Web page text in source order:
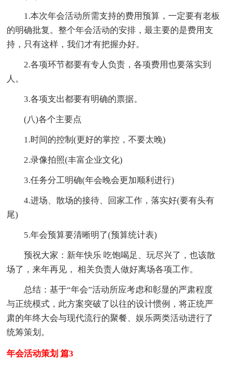
1.本次年会活动所需支持的费用预算，一定要有老板
的明确批复。整个年会活动的安排，最主要的是费用支
持，只有这样，我们才有把握办好。
2.各项环节都要有专人负责，各项费用也要落实到
人。
3.各项支出都要有明确的票据。
(八)各个主要点
1.时间的控制(更好的掌控，不要太晚)
2.录像拍照(丰富企业文化)
3.任务分工明确(年会晚会更加顺利进行)
4.进场、散场的接待、回家工作，落实好(要有头有
尾)
5.年会预算要清晰明了(预算统计表)
预祝大家：新年快乐 吃饱喝足、玩尽兴了，也该散
场了，来年再见， 相关负责人做好离场各项工作。
总结：基于“年会”活动所应考虑和彰显的严肃程度
与正统模式，此方案突破了以往的设计惯例，将正统严
肃的年终大会与现代流行的聚餐、娱乐两类活动进行了
统筹策划。
年会活动策划 篇3